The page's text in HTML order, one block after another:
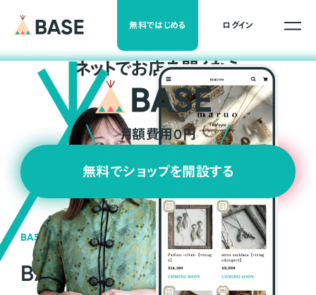
無料ではじめる ログイン
ネットでお店を開くなら
月額費用0円
無料でショップを開設する
BASEの強み
BASEが強い3つの理由